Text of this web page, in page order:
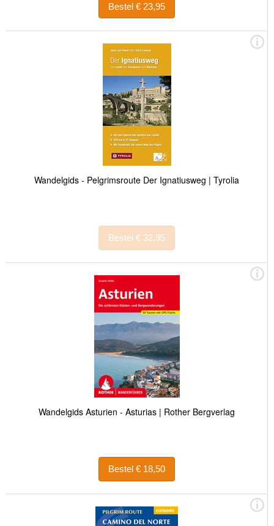
Bestel € 23,95
Wandelgids - Pelgrimsroute Der Ignatiusweg | Tyrolia
Bestel € 32,95
Wandelgids Asturien - Asturias | Rother Bergverlag
Bestel € 18,50